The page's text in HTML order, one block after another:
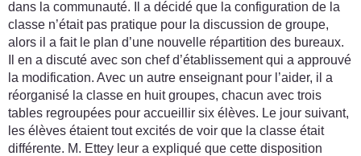
dans la communauté. Il a décidé que la configuration de la
classe n’était pas pratique pour la discussion de groupe,
alors il a fait le plan d’une nouvelle répartition des bureaux.
Il en a discuté avec son chef d’établissement qui a approuvé
la modification. Avec un autre enseignant pour l’aider, il a
réorganisé la classe en huit groupes, chacun avec trois
tables regroupées pour accueillir six élèves. Le jour suivant,
les élèves étaient tout excités de voir que la classe était
différente. M. Ettey leur a expliqué que cette disposition